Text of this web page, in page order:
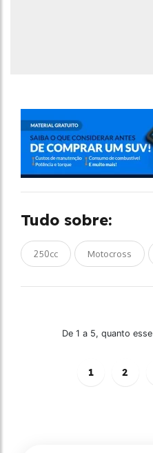
Tudo sobre:
250cc Motocross
De 1 a 5, quanto
1 2